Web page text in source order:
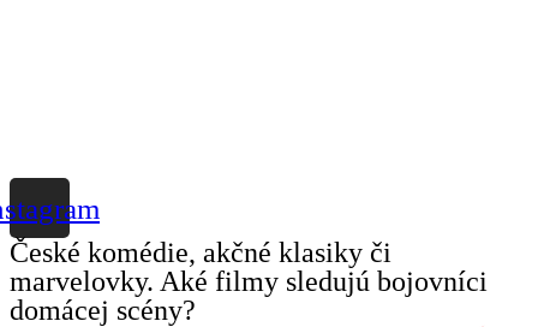
České komédie, akčné klasiky či
marvelovky. Aké filmy sledujú bojovníci
domácej scény?